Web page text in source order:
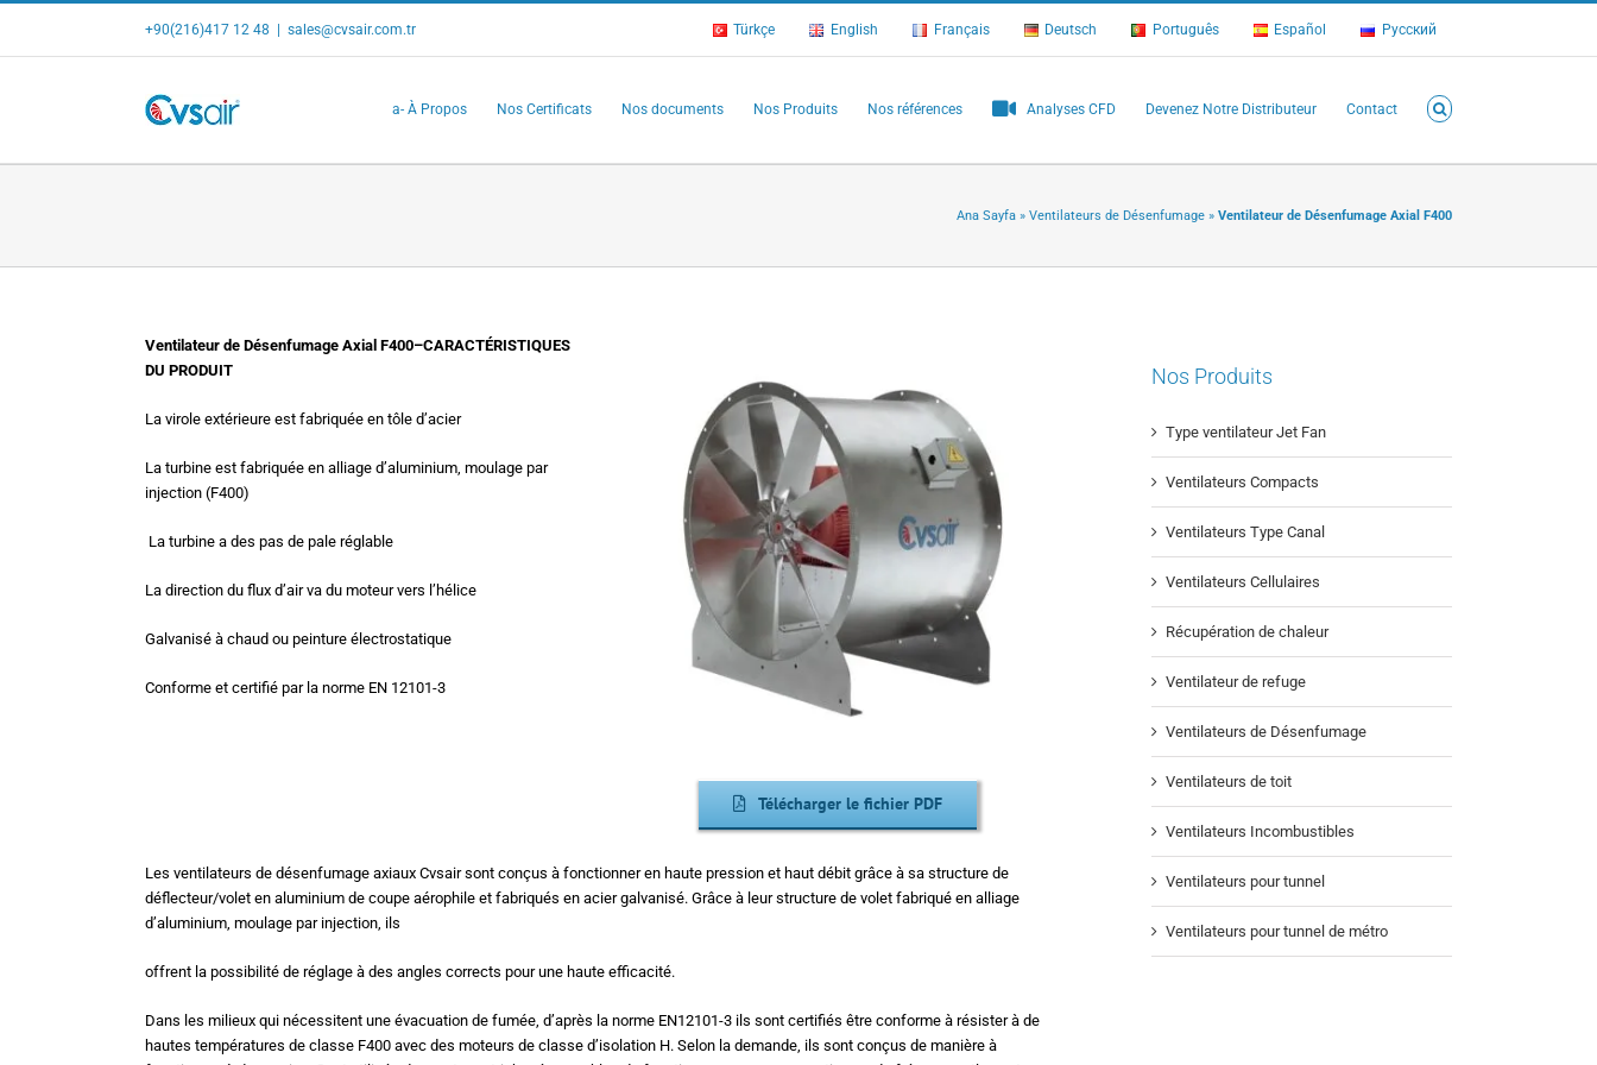
content
+90(216)417 12 48 sales@cvsair.com.tr Türkçe English Français Deutsch Português Español Русский
a- À Propos Nos Certificats Nos documents Nos Produits Nos références Analyses CFD Devenez Notre Distributeur Contact
Ana Sayfa » Ventilateurs de Désenfumage » Ventilateur de Désenfumage Axial F400
Ventilateur de Désenfumage Axial F400–CARACTÉRISTIQUES
DU PRODUIT
La virole extérieure est fabriquée en tôle d’acier
La turbine est fabriquée en alliage d’aluminium, moulage par
injection (F400)
La turbine a des pas de pale réglable
La direction du flux d’air va du moteur vers l’hélice
Galvanisé à chaud ou peinture électrostatique
Conforme et certifié par la norme EN 12101-3
Télécharger le fichier PDF
Les ventilateurs de désenfumage axiaux Cvsair sont conçus à fonctionner en haute pression et haut débit grâce à sa structure de
déflecteur/volet en aluminium de coupe aérophile et fabriqués en acier galvanisé. Grâce à leur structure de volet fabriqué en alliage
d’aluminium, moulage par injection, ils
offrent la possibilité de réglage à des angles corrects pour une haute efficacité.
Dans les milieux qui nécessitent une évacuation de fumée, d’après la norme EN12101-3 ils sont certifiés être conforme à résister à de
hautes températures de classe F400 avec des moteurs de classe d’isolation H. Selon la demande, ils sont conçus de manière à
Nos Produits
Type ventilateur Jet Fan
Ventilateurs Compacts
Ventilateurs Type Canal
Ventilateurs Cellulaires
Récupération de chaleur
Ventilateur de refuge
Ventilateurs de Désenfumage
Ventilateurs de toit
Ventilateurs Incombustibles
Ventilateurs pour tunnel
Ventilateurs pour tunnel de métro